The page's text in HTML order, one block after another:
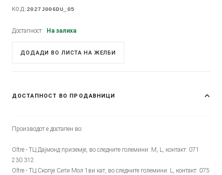
КОД:2027J006DU_05
Достапност: На залиха
ДОДАДИ ВО ЛИСТА НА ЖЕЛБИ
ДОСТАПНОСТ ВО ПРОДАВНИЦИ
Производот е достапен во:
Oltre - ТЦ Дајмонд приземје, во следните големини: M, L, контакт: 071
230 312
Oltre - ТЦ Скопје Сити Мол 1ви кат, во следните големини: L, контакт: 075